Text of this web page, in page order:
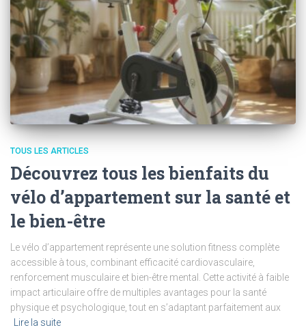
TOUS LES ARTICLES
Découvrez tous les bienfaits du
vélo d’appartement sur la santé et
le bien-être
Le vélo d’appartement représente une solution fitness complète
accessible à tous, combinant efficacité cardiovasculaire,
renforcement musculaire et bien-être mental. Cette activité à faible
impact articulaire offre de multiples avantages pour la santé
physique et psychologique, tout en s’adaptant parfaitement aux
Lire la suite